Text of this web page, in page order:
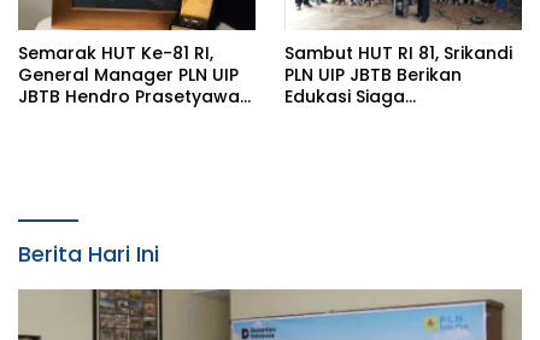
Semarak HUT Ke-81 RI,
General Manager PLN UIP
JBTB Hendro Prasetyawan
Sambut HUT RI 81, Srikandi
PLN UIP JBTB Berikan
Edukasi Siaga
Berita Hari Ini